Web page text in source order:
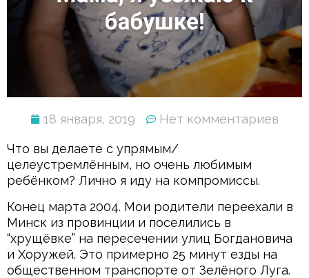
18 января, 2019 Нет комментариев
Что вы делаете с упрямым/
целеустремлённым, но очень любимым
ребёнком? Лично я иду на компромиссы.
Конец марта 2004. Мои родители переехали в
Минск из провинции и поселились в
“хрущёвке” на пересечении улиц Богдановича
и Хоружей. Это примерно 25 минут езды на
общественном транспорте от Зелёного Луга.